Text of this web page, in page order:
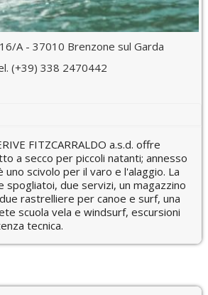
A - 37010 Brenzone sul Garda
(+39) 338 2470442
FITZCARRALDO a.s.d. offre
a secco per piccoli natanti; annesso
uno scivolo per il varo e l'alaggio. La
spogliatoi, due servizi, un magazzino
rastrelliere per canoe e surf, una
scuola vela e windsurf, escursioni
tecnica.